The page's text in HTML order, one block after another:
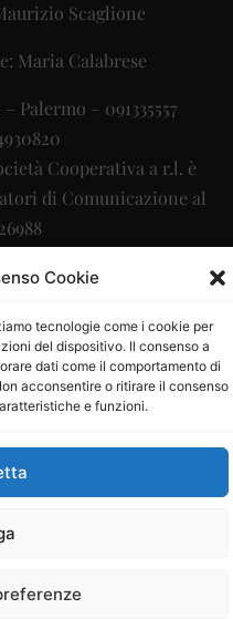
Cookie
tecnologie come i cookie per
del dispositivo. Il consenso a
dati come il comportamento di
acconsentire o ritirare il consenso
e funzioni.
Scaglione
Maria Calabrese
Palermo – 091335557
Cooperativa a r.l. è
di Comunicazione al
–info@ladigitale.it